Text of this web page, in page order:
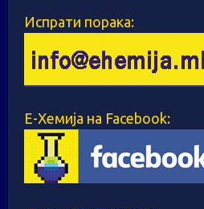
Испрати порака:
Е-Хемија на Facebook: